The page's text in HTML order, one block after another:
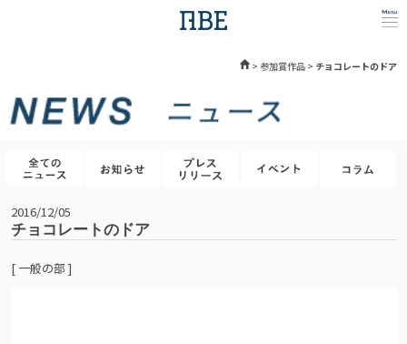
> 参加賞作品> チョコレートのドア
2016/12/05
チョコレートのドア
[ 一般の部 ]